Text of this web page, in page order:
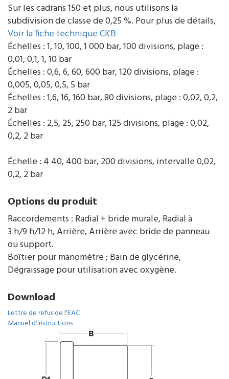
Sur les cadrans 150 et plus, nous utilisons la
subdivision de classe de 0,25 %. Pour plus de détails,
Voir la fiche technique CKB
Échelles : 1, 10, 100, 1 000 bar, 100 divisions, plage :
0,01, 0,1, 1, 10 bar
Échelles : 0,6, 6, 60, 600 bar, 120 divisions, plage :
0,005, 0,05, 0,5, 5 bar
Échelles : 1,6, 16, 160 bar, 80 divisions, plage : 0,02, 0,2,
2 bar
Échelles : 2,5, 25, 250 bar, 125 divisions, plage : 0,02,
0,2, 2 bar
Échelle : 4 40, 400 bar, 200 divisions, intervalle 0,02,
0,2, 2 bar
Options du produit
Raccordements : Radial + bride murale, Radial à
3 h/9 h/12 h, Arrière, Arrière avec bride de panneau
ou support.
Boîtier pour manomètre ; Bain de glycérine,
Dégraissage pour utilisation avec oxygène.
Download
Lettre de refus de l'EAC
Manuel d'instructions